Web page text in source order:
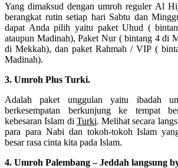
Yang dimaksud dengan umroh reguler Al
berangkat rutin setiap hari Sabtu dan
dapat Anda pilih yaitu paket Uhud (
ataupun Madinah), Paket Nur ( bintang 4 di
di Mekkah), dan paket Rahmah / VIP (
Madinah).
3. Umroh Plus Turki.
Adalah paket unggulan yaitu ibadah
berkesempatan berkunjung ke tempat
kebesaran Islam di Turki. Melihat secara
para para Nabi dan tokoh-tokoh Islam
besar rasa cinta kita pada Islam.
4. Umroh Palembang – Jeddah langsung